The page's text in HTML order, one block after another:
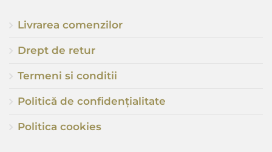
Livrarea comenzilor
Drept de retur
Termeni si conditii
Politică de confidențialitate
Politica cookies